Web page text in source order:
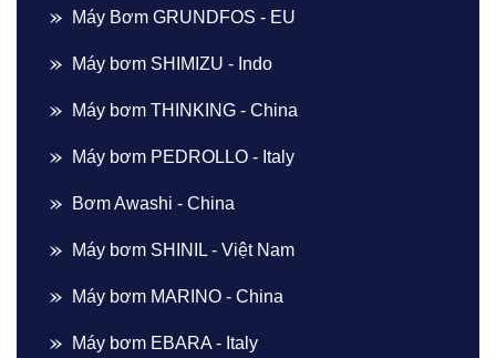
Máy Bơm GRUNDFOS - EU
Máy bơm SHIMIZU - Indo
Máy bơm THINKING - China
Máy bơm PEDROLLO - Italy
Bơm Awashi - China
Máy bơm SHINIL - Việt Nam
Máy bơm MARINO - China
Máy bơm EBARA - Italy